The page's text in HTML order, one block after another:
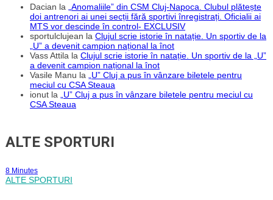
un
titlu”
Dacian la
„Anomaliile” din CSM Cluj-Napoca. Clubul plătește
doi antrenori ai unei secții fără sportivi înregistrați. Oficialii ai
MTS vor descinde în control- EXCLUSIV
sportulclujean la Clujul scrie istorie în natație. Un sportiv de la
„U” a devenit campion național la înot
Vass Attila la Clujul scrie istorie în natație. Un sportiv de la „U”
a devenit campion național la înot
Vasile Manu la
„U” Cluj a pus în vânzare biletele pentru
meciul cu CSA Steaua
ionut la
„U” Cluj a pus în vânzare biletele pentru meciul cu
CSA Steaua
ALTE SPORTURI
8 Minutes
ALTE SPORTURI